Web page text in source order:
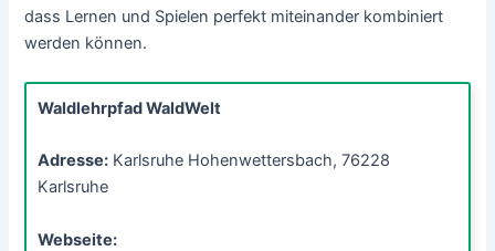
dass Lernen und Spielen perfekt miteinander kombiniert
werden können.
Waldlehrpfad WaldWelt
Adresse: Karlsruhe Hohenwettersbach, 76228
Karlsruhe
Webseite: